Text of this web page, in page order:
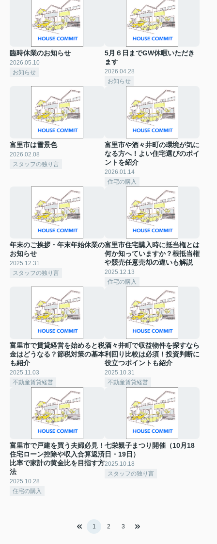
臨時休業のお知らせ
2026.05.10
お知らせ
5月６日までGW休暇いただき
ます
2026.04.28
お知らせ
富里市は雪景色
2026.02.08
スタッフの独り言
富里市や酒々井町の環境が気に
なる方へ！よい住宅選びのポイ
ントを紹介
2026.01.14
住宅の購入
年末のご挨拶・年末年始休業の
お知らせ
2025.12.31
スタッフの独り言
富里市住宅購入時に抵当権とは
何か知っていますか？根抵当権
や競売任意売却の違いも解説
2025.12.13
住宅の購入
富里市で賃貸経営を始めると税
金はどうなる？節税対策の基本
も紹介
2025.11.03
不動産賃貸経営
酒々井町で収益物件を探すなら
利回り比較は必須！投資判断に
役立つポイントも紹介
2025.10.31
不動産賃貸経営
富里市で戸建を買う夫婦必見！
住宅ローン控除や収入合算返済
比率で家計の黄金比を目指す方
法
2025.10.28
住宅の購入
七栄親子まつり開催（10月18
日・19日）
2025.10.18
スタッフの独り言
1 2 3